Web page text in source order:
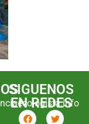
SIGUENOS
EN REDES